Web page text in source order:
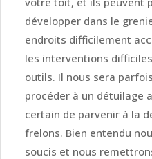
développer dans le
endroits difficilement
les interventions
outils. Il nous sera
procéder à un détuilage
certain de parvenir à la
frelons. Bien entendu
soucis et nous